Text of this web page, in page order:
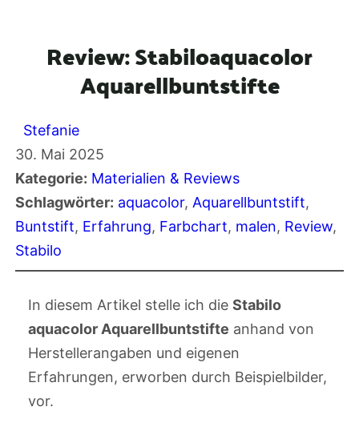
Review: Stabiloaquacolor
Aquarellbuntstifte
Stefanie
30. Mai 2025
Kategorie: Materialien & Reviews
Schlagwörter: aquacolor, Aquarellbuntstift
Buntstift, Erfahrung, Farbchart, malen, Review
Stabilo
In diesem Artikel stelle ich die Stabilo
aquacolor Aquarellbuntstifte anhand von
Herstellerangaben und eigenen
Erfahrungen, erworben durch Beispielbilder,
vor.